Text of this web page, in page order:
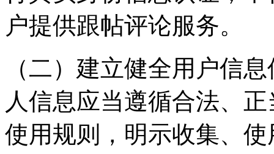
户提供跟帖评论服务。
（二）建立健全用户信
人信息应当遵循合法、
使用规则，明示收集、